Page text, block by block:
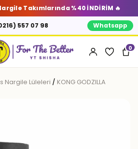
Takımlarında %40 İNDİRİM 🔥
557 07 98 Whatsapp
0
Nargile Lüleleri / KONG GODZILLA